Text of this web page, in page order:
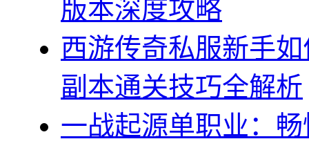
版本深度攻略
西游传奇私服新手
副本通关技巧全解析
一战起源单职业：